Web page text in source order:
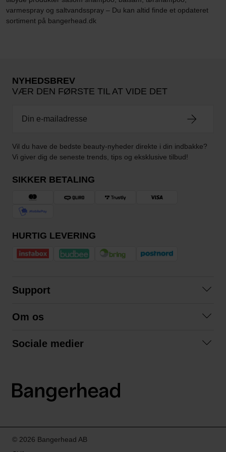
varmespray og saltvandsspray – Du kan altid finde et opdateret
sortiment på bangerhead.dk
NYHEDSBREV
VÆR DEN FØRSTE TIL AT VIDE DET
Vil du have de bedste beauty-nyheder direkte i din indbakke?
Vi giver dig de seneste trends, tips og eksklusive tilbud!
SIKKER BETALING
HURTIG LEVERING
Support
Betingelser
Om os
Sociale medier
LinkedIn
© 2026 Bangerhead AB